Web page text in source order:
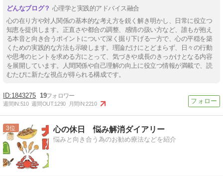
心理学と実践的アドバイス融合
心の在り方や対人関係の基本的な考え方を鋭く解き明かし、日常に役立つ
知恵を提供します。正直さや都合の調整、感情の扱い方など、誰もが抱え
る本音と向き合うポイントについて深く掘り下げる一方で、心の平穏を築
くための実践的な方法も示唆します。理論だけにとどまらず、日々の行動
や思考のヒントを求める方にとって、気づきや成長のきっかけとなる内容
を展開しています。人間関係や自己理解の向上に役立つ情報が満載で、読
むたびに新たな視点が得られる構成です。
1843275 19
週間IN:510 週間OUT:1290 月間IN:2210
3 心の休日 悩み解消ダイアリー
悩みと向き合う為のお勧め療法などを紹介